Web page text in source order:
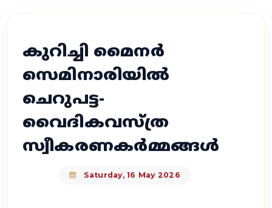
കുറിച്ചി മൈനർ
സെമിനാരിയിൽ
ചെറുപട്ട-
വൈദികവസ്ത്ര
സ്വീകരണകർമ്മങ്ങൾ
Saturday, 16 May 2026